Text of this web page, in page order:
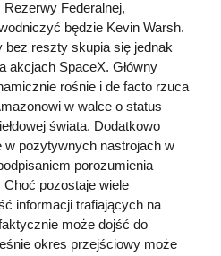
Federalnej,
będzie Kevin Warsh.
bez reszty skupia się jednak
akcjach SpaceX. Główny
rośnie i de facto rzuca
w walce o status
świata. Dodatkowo
w pozytywnych nastrojach w
porozumienia
pozostaje wiele
informacji trafiających na
może dojść do
okres przejściowy może